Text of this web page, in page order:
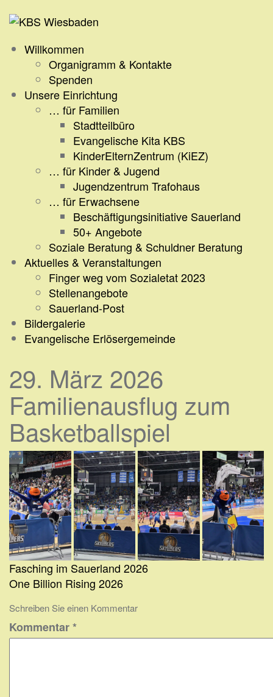
Inhalt
Willkommen
Organigramm & Kontakte
Spenden
Unsere Einrichtung
… für Familien
Stadtteilbüro
Evangelische Kita KBS
KinderElternZentrum (KiEZ)
… für Kinder & Jugend
Jugendzentrum Trafohaus
… für Erwachsene
Beschäftigungsinitiative Sauerland
50+ Angebote
Soziale Beratung & Schuldner Beratung
Aktuelles & Veranstaltungen
Finger weg vom Sozialetat 2023
Stellenangebote
Sauerland-Post
Bildergalerie
Evangelische Erlösergemeinde
29. März 2026
Familienausflug zum
Basketballspiel
Beitragsnavigation
Fasching im Sauerland 2026
One Billion Rising 2026
Schreiben Sie einen Kommentar
Kommentar*